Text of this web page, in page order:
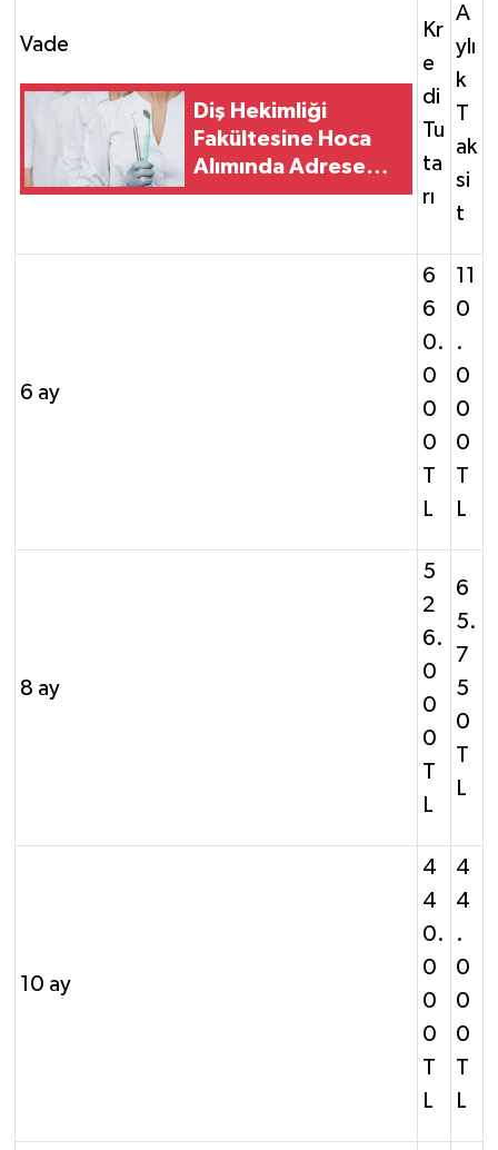
Vade
Diş Hekimliği
Fakültesine Hoca
Alımında Adrese
Teslim İlan
Kr
e
di
Tu
ta
rı
A
ylı
k
T
ak
si
t
6 ay
6
6
0.
0
0
0
T
L
11
0
.
0
0
0
T
L
8 ay
5
2
6.
0
0
0
T
L
6
5.
7
5
0
T
L
10 ay
4
4
0.
0
0
0
T
L
4
4
.
0
0
0
T
L